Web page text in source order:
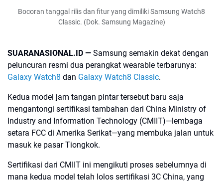
Bocoran tanggal rilis dan fitur yang dimiliki Samsung Watch8
Classic. (Dok. Samsung Magazine)
SUARANASIONAL.ID — Samsung semakin dekat dengan
peluncuran resmi dua perangkat wearable terbarunya:
Galaxy Watch8 dan Galaxy Watch8 Classic.
Kedua model jam tangan pintar tersebut baru saja
mengantongi sertifikasi tambahan dari China Ministry of
Industry and Information Technology (CMIIT)—lembaga
setara FCC di Amerika Serikat—yang membuka jalan untuk
masuk ke pasar Tiongkok.
Sertifikasi dari CMIIT ini mengikuti proses sebelumnya di
mana kedua model telah lolos sertifikasi 3C China, yang